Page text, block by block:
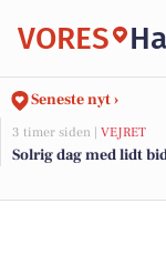
VORES
Seneste nyt ›
3 timer siden | VEJRET
Solrig dag med lidt